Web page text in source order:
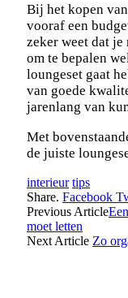
Bij het kopen
vooraf een
zeker weet dat
om te bepalen
loungeset gaat
van goede
jarenlang van
Met
de juiste
interieur tips
Share. Facebook
Previous Article
moet letten
Next Article Zo